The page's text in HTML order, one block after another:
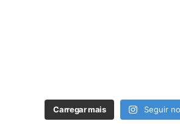
Carregar mais Seguir